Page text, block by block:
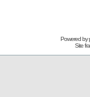
Powered by
Site